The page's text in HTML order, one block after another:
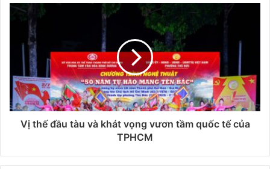
Vị thế đầu tàu và khát vọng vươn tầm quốc tế của
TPHCM